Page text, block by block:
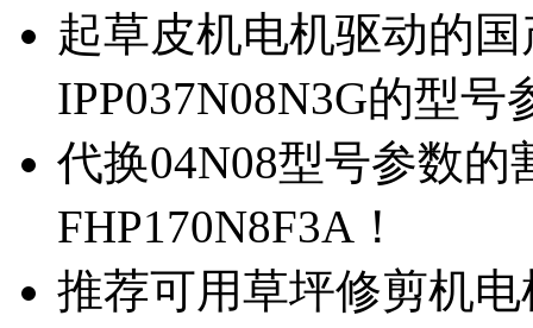
起草皮机电机驱动的
IPP037N08N3G的型号
代换04N08型号参数
FHP170N8F3A！
推荐可用草坪修剪机电